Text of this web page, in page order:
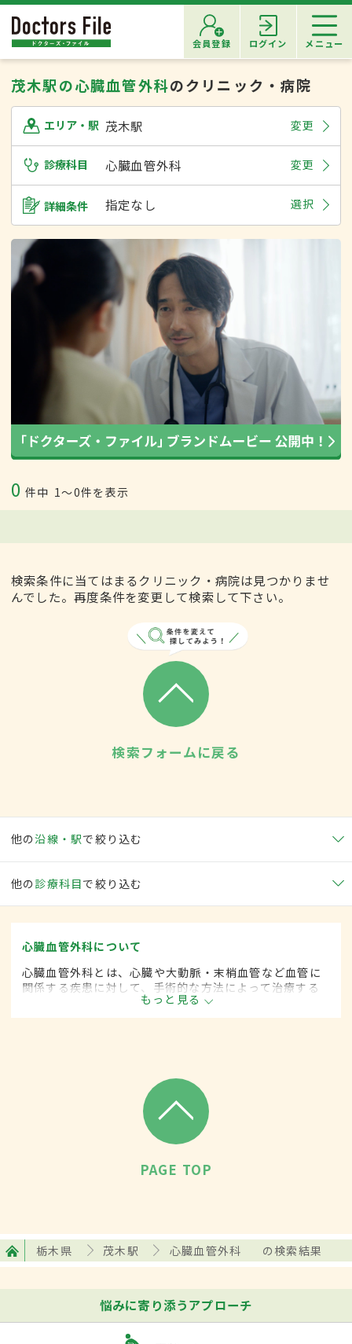
会員登録 ログイン メニュー
茂木駅の心臓血管外科のクリニック・病院
エリア・駅 茂木駅 変更
診療科目 心臓血管外科 変更
詳細条件 指定なし 選択
0 件中 1〜0件を表示
検索条件に当てはまるクリニック・病院は見つかりませ
んでした。再度条件を変更して検索して下さい。
検索フォームに戻る
他の沿線・駅で絞り込む
他の 診療科目で絞り込む
心臓血管外科について
心臓血管外科とは、心臓や大動脈・末梢血管など血管に
関係する疾患に対して、手術的な方法によって治療する
外科の一領域で、血管系をより専門としています。
もっと見る
PAGE TOP
栃木県 茂木駅 心臓血管外科 の検索結果
悩みに寄り添うアプローチ